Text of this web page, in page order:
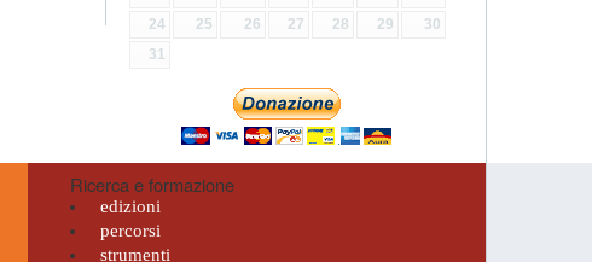
24
25 26 27 28 29
30
31
Ricerca e formazione
edizioni
percorsi
strumenti